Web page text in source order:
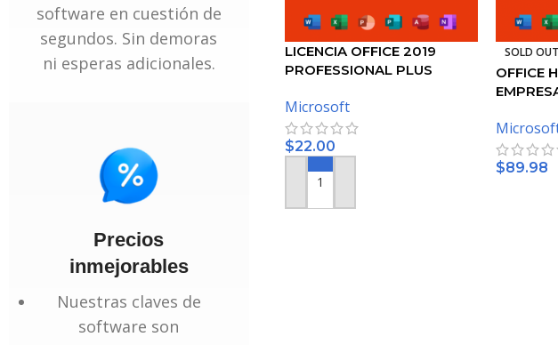
software en cuestión de
segundos. Sin demoras
ni esperas adicionales.
Precios
inmejorables
Nuestras claves de
software son
LICENCIA OFFICE 2019
PROFESSIONAL PLUS
Microsoft
$22.00
AÑADIR AL CARRITO
SOLD OUT
OFFICE
$89.98